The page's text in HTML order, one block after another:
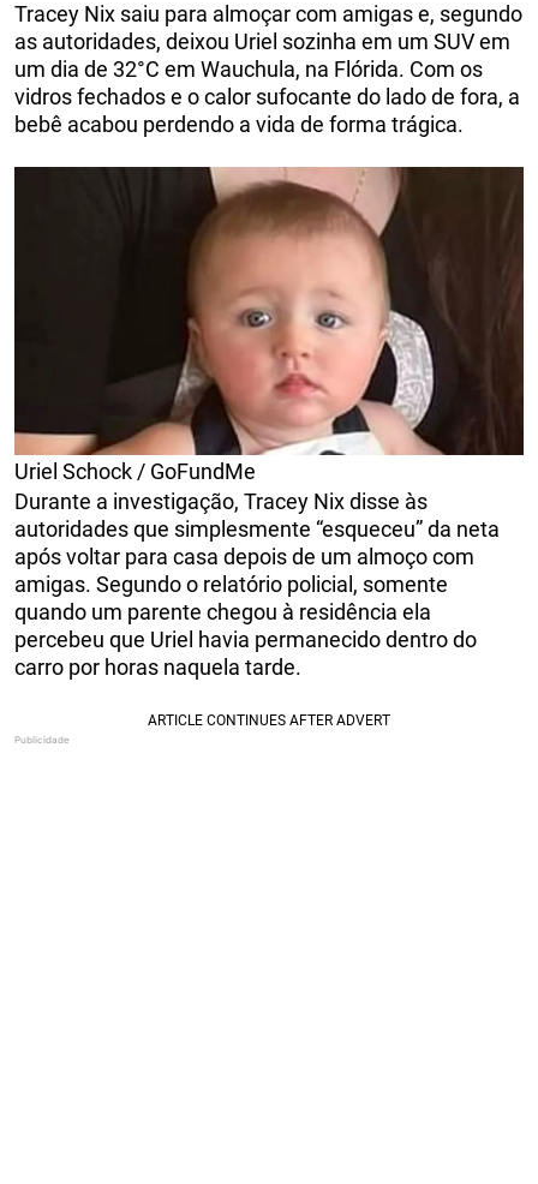
Tracey Nix saiu para almoçar com amigas e, segundo
as autoridades, deixou Uriel sozinha em um SUV em
um dia de 32°C em Wauchula, na Flórida. Com os
vidros fechados e o calor sufocante do lado de fora, a
bebê acabou perdendo a vida de forma trágica.
Uriel Schock / GoFundMe
Durante a investigação, Tracey Nix disse às
autoridades que simplesmente “esqueceu” da neta
após voltar para casa depois de um almoço com
amigas. Segundo o relatório policial, somente
quando um parente chegou à residência ela
percebeu que Uriel havia permanecido dentro do
carro por horas naquela tarde.